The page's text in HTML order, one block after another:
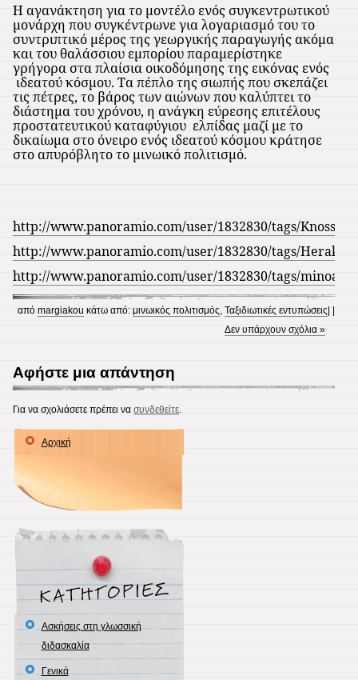
Η αγανάκτηση για το μοντέλο ενός συγκεντρωτικού
μονάρχη που συγκέντρωνε για λογαριασμό του το
συντριπτικό μέρος της γεωργικής παραγωγής ακόμα
και του θαλάσσιου εμπορίου παραμερίστηκε
γρήγορα στα πλαίσια οικοδόμησης της εικόνας ενός
ιδεατού κόσμου. Τα πέπλο της σιωπής που σκεπάζει
τις πέτρες, το βάρος των αιώνων που καλύπτει το
διάστημα του χρόνου, η ανάγκη εύρεσης επιτέλους
προστατευτικού καταφύγιου ελπίδας μαζί με το
δικαίωμα στο όνειρο ενός ιδεατού κόσμου κράτησε
στο απυρόβλητο το μινωικό πολιτισμό.
http://www.panoramio.com/user/1832830/tags/
http://www.panoramio.com/user/1832830/tags/
http://www.panoramio.com/user/1832830/tags/
απόmargiakou κάτω από:μινωικός πολιτισμός ,Ταξιδιωτικές εντυπώσεις| |
Δεν υπάρχουν σχόλια »
Αφήστε μια απάντηση
Για να σχολιάσετε πρέπει να συνδεθείτε
Αρχική
Ασκήσεις στη γλωσσική
διδασκαλία
Γενικά